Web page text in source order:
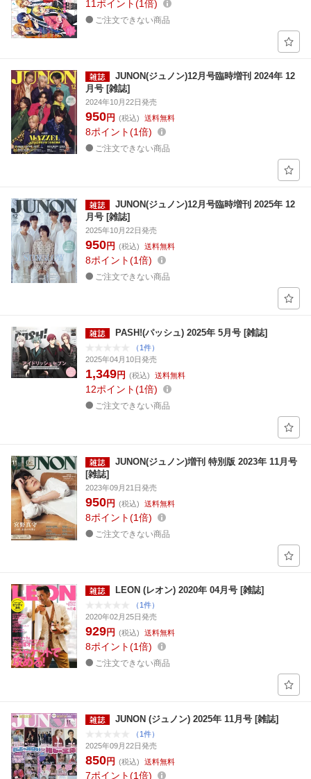
11 ポイント 1倍
ご注文できない商品
JUNON(ジュノン)12月号臨時増刊 2024年 12
月号 [雑誌]
2024年10月22日発売
950円 (税込) 送料無料
8ポイント 1倍
ご注文できない商品
JUNON(ジュノン)12月号臨時増刊 2025年 12
月号 [雑誌]
2025年10月22日発売
950円 (税込) 送料無料
8ポイント 1倍
ご注文できない商品
PASH!(パッシュ) 2025年 5月号 [雑誌]
（1件）
2025年04月10日発売
1,349円 (税込) 送料無料
12ポイント 1倍
ご注文できない商品
JUNON(ジュノン)増刊 特別版 2023年 11月号
[雑誌]
2023年09月21日発売
950円 (税込) 送料無料
8ポイント 1倍
ご注文できない商品
LEON (レオン) 2020年 04月号 [雑誌]
（1件）
2020年02月25日発売
929円 (税込) 送料無料
8ポイント 1倍
ご注文できない商品
JUNON (ジュノン) 2025年 11月号 [雑誌]
（1件）
2025年09月22日発売
850円 (税込) 送料無料
7ポイント 1倍